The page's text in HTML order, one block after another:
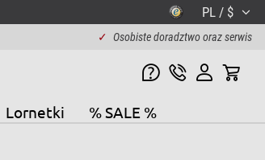
PL / $
✓ Osobiste doradztwo oraz serwis
Lornetki % SALE %